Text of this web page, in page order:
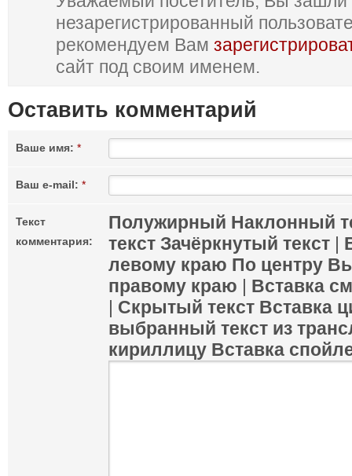
незарегистрированный
рекомендуем Вам
сайт под своим именем.
Оставить комментарий
Ваше имя: *
Ваш e-mail: *
Текст
комментария:
Полужирный Наклонный
текст Зачёркнутый текст |
левому краю По центру
правому краю | Вставка
| Скрытый текст Вставка
выбранный текст из
кириллицу Вставка